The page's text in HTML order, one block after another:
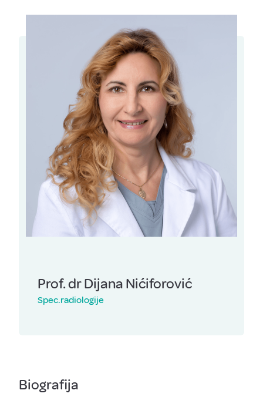
Prof. dr Dijana Nićiforović
Spec.radiologije
Biografija